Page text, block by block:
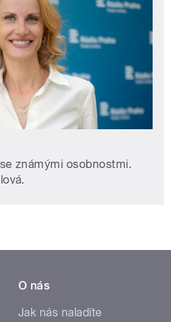
známými osobnostmi.
O nás
Jak nás naladíte